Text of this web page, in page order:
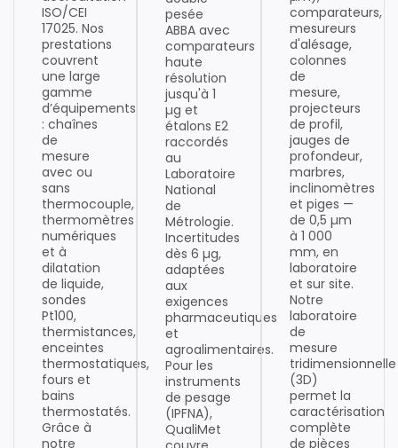
ISO/CEI
17025. Nos
prestations
couvrent
une large
gamme
d’équipements
: chaînes
de
mesure
avec ou
sans
thermocouple,
thermomètres
numériques
et à
dilatation
de liquide,
sondes
Pt100,
thermistances,
enceintes
thermostatiques,
fours et
bains
thermostatés.
Grâce à
notre
pesée
ABBA avec
comparateurs
haute
résolution
jusqu'à 1
µg et
étalons E2
raccordés
au
Laboratoire
National
de
Métrologie.
Incertitudes
dès 6 µg,
adaptées
aux
exigences
pharmaceutiques
et
agroalimentaires.
Pour les
instruments
de pesage
(IPFNA),
QualiMet
comparateurs,
mesureurs
d'alésage,
colonnes
de
mesure,
projecteurs
de profil,
jauges de
profondeur,
marbres,
inclinomètres
et piges —
de 0,5 µm
à 1 000
mm, en
laboratoire
et sur site.
Notre
laboratoire
de
mesure
tridimensionnelle
(3D)
permet la
caractérisation
complète
de pièces